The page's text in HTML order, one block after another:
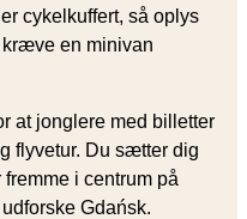
cykelkuffert, så oplys
kræve en minivan
at jonglere med billetter
flyvetur. Du sætter dig
i centrum på
Gdańsk.